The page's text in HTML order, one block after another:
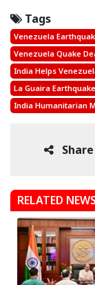
Tags
Venezuela
Venezuela Quake
India Helps
La Guaira Earthquake
India Humanitarian
RELATED NEWS